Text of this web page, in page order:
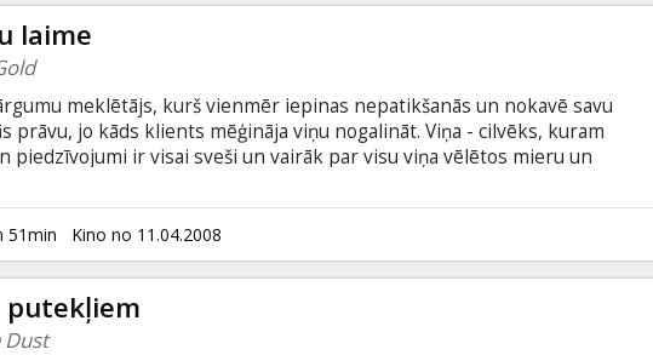
laime
meklētājs, kurš vienmēr iepinas nepatikšanās un nokavē savu
prāvu, jo kāds klients mēģināja viņu nogalināt. Viņa - cilvēks, kuram
piedzīvojumi ir visai sveši un vairāk par visu viņa vēlētos mieru un
vairākus gadsimtus atpakaļ pazudušajai spāņu dārglietu flotilei,
nejauši apvienoties un tikt ierautiem gan smieklīgos, gan bīstamos
ceļā uz bagātību atrašanu.
51min Kino no 11.04.2008
putekļiem
Dust